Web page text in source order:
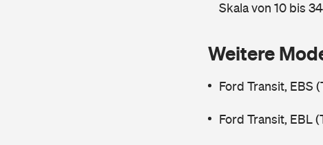
Skala von 10 bis
Weitere
Ford Transit, EBS
Ford Transit, EBL